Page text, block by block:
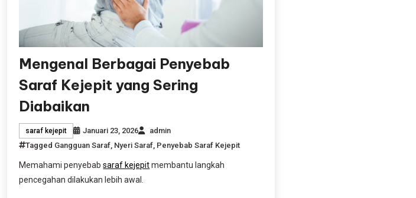
Mengenal Berbagai Penyebab
Saraf Kejepit yang Sering
Diabaikan
saraf kejepit Januari 23, 2026
admin
Tagged Gangguan Saraf Nyeri Saraf Penyebab Saraf Kejepit
Memahami penyebabsaraf kejepitmembantu langkah
pencegahan dilakukan lebih awal.